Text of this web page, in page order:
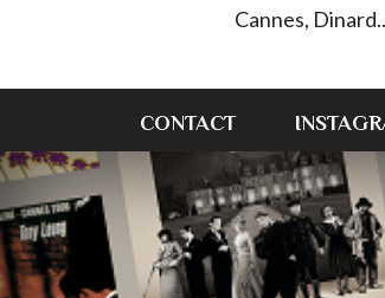
Cannes,
CONTACT